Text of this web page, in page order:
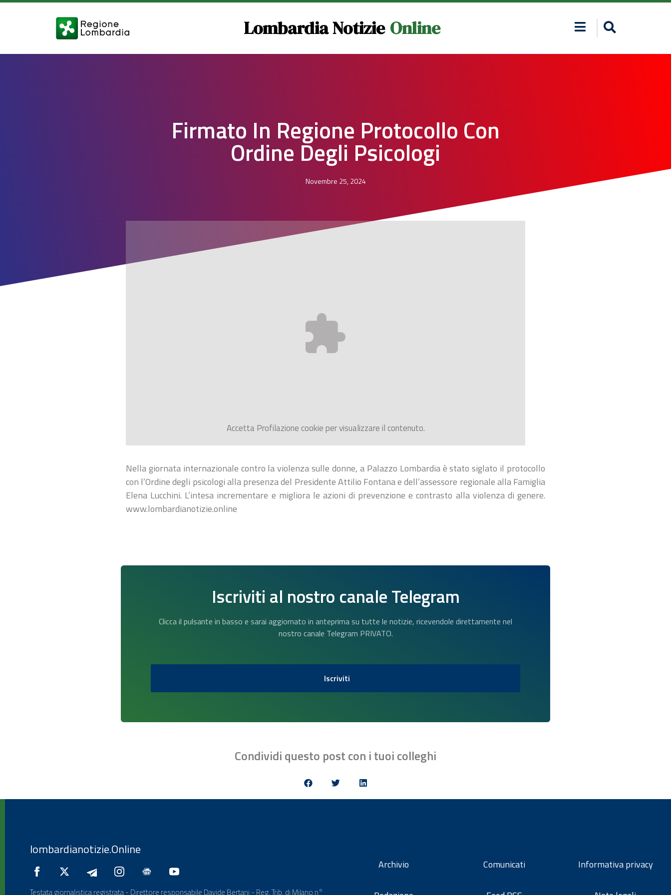
Lombardia Notizie Online
Firmato In Regione Protocollo Con
Ordine Degli Psicologi
Novembre 25, 2024
AccettaProfilazionecookie per visualizzare il contenuto.
Nella giornata internazionale contro la violenza sulle donne, a Palazzo Lombardia è stato siglato il protocollo
con l’Ordine degli psicologi alla presenza del Presidente Attilio Fontana e dell’assessore regionale alla Famiglia
Elena Lucchini. L’intesa incrementare e migliora le azioni di prevenzione e contrasto alla violenza di genere.
www.lombardianotizie.online
Iscriviti al nostro canale Telegram
Clicca il pulsante in basso e sarai aggiornato in anteprima su tutte le notizie, ricevendole direttamente nel
nostro canale Telegram PRIVATO.
Iscriviti
Condividi questo post con i tuoi colleghi
lombardianotizie.Online
Testata giornalistica registrata - Direttore responsabile Davide Bertani - Reg. Trib. di Milano n°
Archivio Comunicati Informativa privacy